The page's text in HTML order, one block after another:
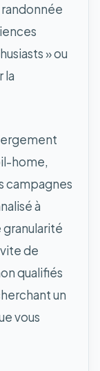
» ou
la
home,
campagnes
à
de
qualifiés
un
vous